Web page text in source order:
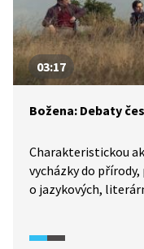
03:17
Božena: Debaty
Charakteristickou
vycházky do
o jazykových,
k Rusku. Tématem